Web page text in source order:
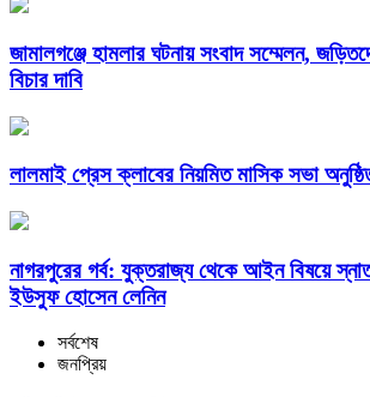
জামালগঞ্জে হামলার ঘটনায় সংবাদ সম্মেলন,
বিচার দাবি
লালমাই প্রেস ক্লাবের নিয়মিত মাসিক সভা
নাগরপুরের গর্ব: যুক্তরাজ্য থেকে আইন বিষয়ে
ইউসুফ হোসেন লেনিন
সর্বশেষ
জনপ্রিয়